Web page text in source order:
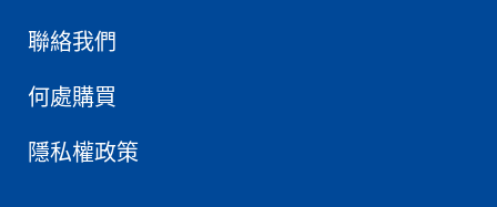
聯絡我們
何處購買
隱私權政策